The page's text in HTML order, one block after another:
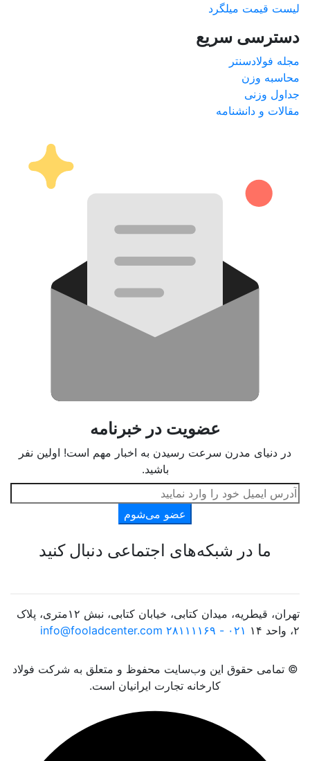
لیست قیمت میلگرد
دسترسی سریع
مجله فولادسنتر
محاسبه وزن
جداول وزنی
مقالات و دانشنامه
عضویت در خبرنامه
در دنیای مدرن سرعت رسیدن به اخبار مهم است! اولین نفر
باشید.
عضو می‌شوم
ما در شبکه‌های اجتماعی دنبال کنید
تهران، قیطریه، میدان کتابی، خیابان کتابی، نبش ۱۲متری، پلاک
۲، واحد ۱۴
۰۲۱ - ۲۸۱۱۱۱۶۹ info@fooladcenter.com
© تمامی حقوق این وب‌سایت محفوظ و متعلق به شرکت فولاد
کارخانه تجارت ایرانیان است.